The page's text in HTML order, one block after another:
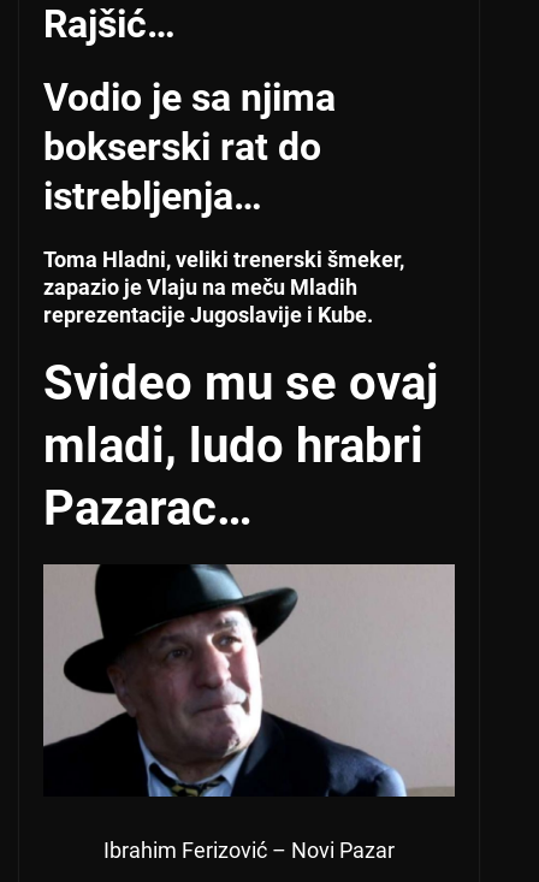
Rajšić…
Vodio je sa njima
bokserski rat do
istrebljenja…
Toma Hladni, veliki trenerski šmeker,
zapazio je Vlaju na meču Mladih
reprezentacije Jugoslavije i Kube.
Svideo mu se ovaj
mladi, ludo hrabri
Pazarac…
Ibrahim Ferizović – Novi Pazar